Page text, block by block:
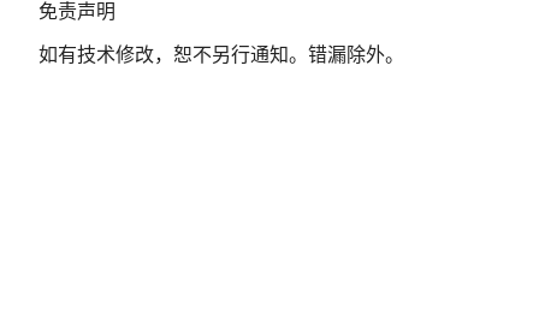
免
声
免责声明
如有技术修改，恕不另行通知。错漏除外。